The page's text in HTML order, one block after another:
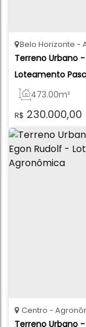
Terreno Urbano
Loteamento
R$ 230.000,00
Belo Horizonte
473.00m²
Terreno Urbano
Centro